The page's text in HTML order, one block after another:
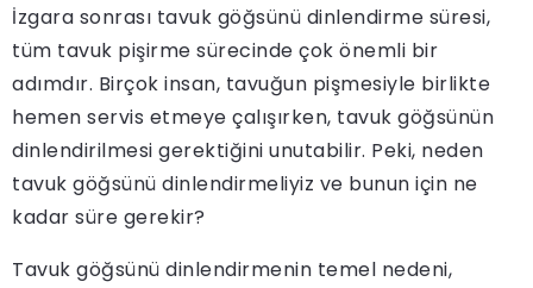
İzgara sonrası tavuk göğsünü dinlendirme süresi,
tüm tavuk pişirme sürecinde çok önemli bir
adımdır. Birçok insan, tavuğun pişmesiyle birlikte
hemen servis etmeye çalışırken, tavuk göğsünün
dinlendirilmesi gerektiğini unutabilir. Peki, neden
tavuk göğsünü dinlendirmeliyiz ve bunun için ne
kadar süre gerekir?
Tavuk göğsünü dinlendirmenin temel nedeni,